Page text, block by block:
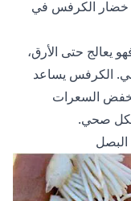
خضار الكرفس في
يعالج حتى الأرق،
الكرفس يساعد
السعرات
صحي.